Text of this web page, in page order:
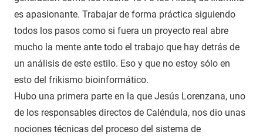
es apasionante. Trabajar de forma práctica siguiendo
todos los pasos como si fuera un proyecto real abre
mucho la mente ante todo el trabajo que hay detrás de
un análisis de este estilo. Eso y que no estoy sólo en
esto del frikismo bioinformático.
Hubo una primera parte en la que Jesús Lorenzana, uno
de los responsables directos de Caléndula, nos dio unas
nociones técnicas del proceso del sistema de